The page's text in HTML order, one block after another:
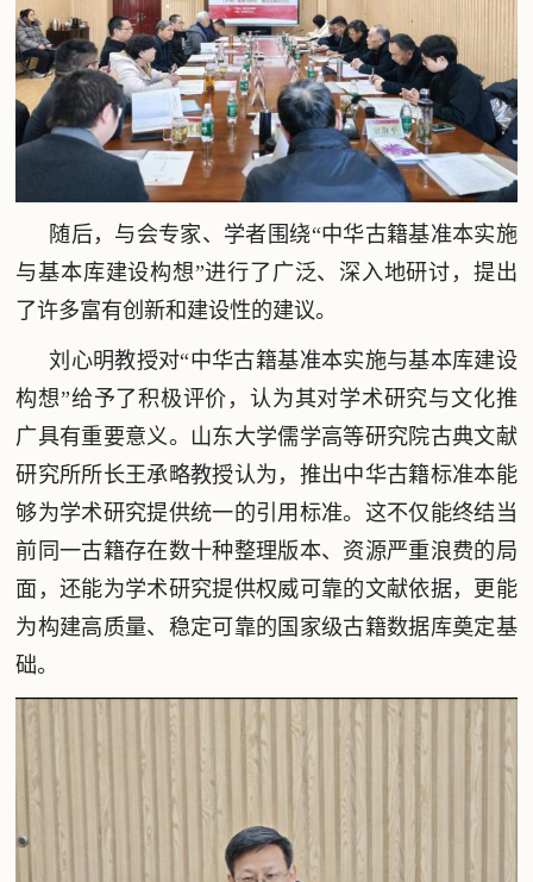
随后，与会专家、学者围绕“中华古籍基准本实施
与基本库建设构想”进行了广泛、深入地研讨，提出
了许多富有创新和建设性的建议。
刘心明教授对“中华古籍基准本实施与基本库建设
构想”给予了积极评价，认为其对学术研究与文化推
广具有重要意义。山东大学儒学高等研究院古典文献
研究所所长王承略教授认为，推出中华古籍标准本能
够为学术研究提供统一的引用标准。这不仅能终结当
前同一古籍存在数十种整理版本、资源严重浪费的局
面，还能为学术研究提供权威可靠的文献依据，更能
为构建高质量、稳定可靠的国家级古籍数据库奠定基
础。